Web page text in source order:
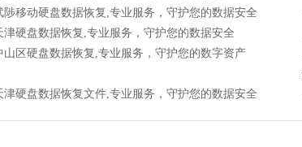
陟移动硬盘数据恢复,专业服务，守护您的数据安全
津硬盘数据恢复,专业服务，守护您的数据安全
山区硬盘数据恢复,专业服务，守护您的数字资产
津硬盘数据恢复文件,专业服务，守护您的数据安全